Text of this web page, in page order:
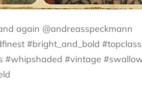
again @andreasspeckmann
#bright_and_bold
#whipshaded #vintage